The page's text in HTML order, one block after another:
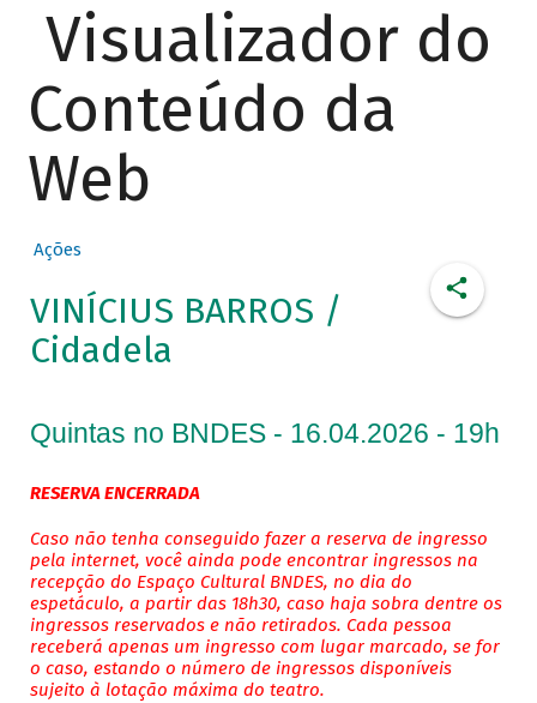
Visualizador do
Conteúdo da
Web
Ações
VINÍCIUS BARROS /
Cidadela
Quintas no BNDES - 16.04.2026 - 19h
RESERVA ENCERRADA
Caso não tenha conseguido fazer a reserva de ingresso
pela internet, você ainda pode encontrar ingressos na
recepção do Espaço Cultural BNDES, no dia do
espetáculo, a partir das 18h30, caso haja sobra dentre os
ingressos reservados e não retirados. Cada pessoa
receberá apenas um ingresso com lugar marcado, se for
o caso, estando o número de ingressos disponíveis
sujeito à lotação máxima do teatro.